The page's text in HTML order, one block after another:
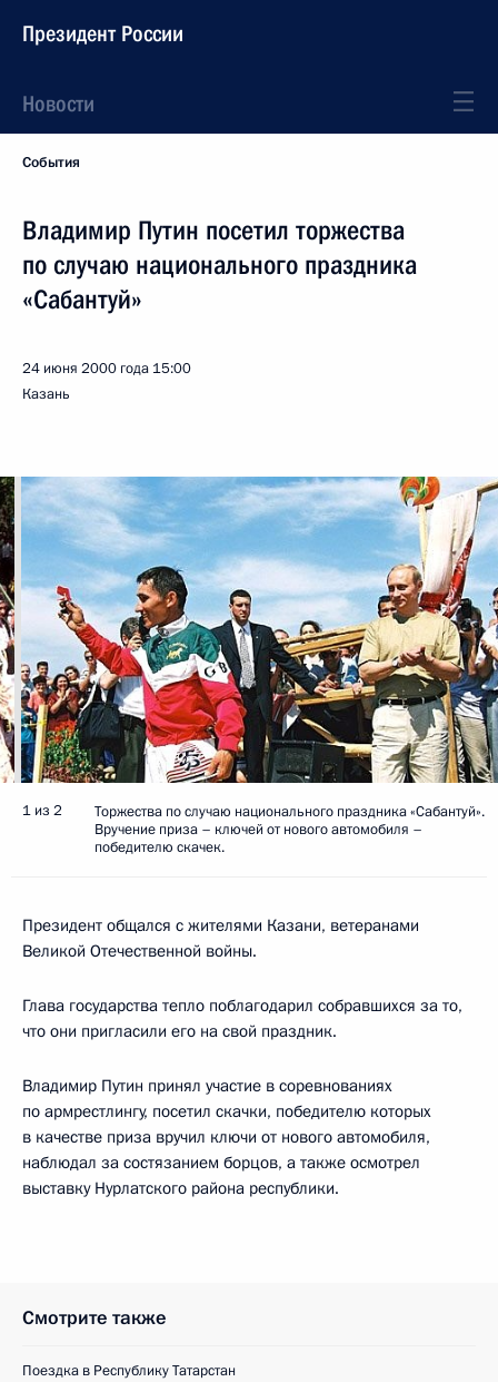
Президент России
Новости
События
Владимир Путин посетил торжества
по случаю национального праздника
«Сабантуй»
24 июня 2000 года 15:00
Казань
1 из 2
Торжества по случаю национального праздника «Сабантуй».
Вручение приза – ключей от нового автомобиля –
победителю скачек.
Президент общался с жителями Казани, ветеранами
Великой Отечественной войны.
Глава государства тепло поблагодарил собравшихся за то,
что они пригласили его на свой праздник.
Владимир Путин принял участие в соревнованиях
по армрестлингу, посетил скачки, победителю которых
в качестве приза вручил ключи от нового автомобиля,
наблюдал за состязанием борцов, а также осмотрел
выставку Нурлатского района республики.
Смотрите также
Поездка в Республику Татарстан